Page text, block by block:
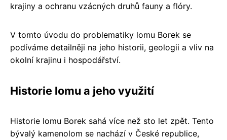
krajiny a ochranu vzácných druhů fauny a flóry.
V tomto úvodu do problematiky lomu Borek se
podíváme detailněji na jeho historii, geologii a vliv na
okolní krajinu i hospodářství.
Historie lomu a jeho využití
Historie lomu Borek sahá více než sto let zpět. Tento
bývalý kamenolom se nachází v České republice,